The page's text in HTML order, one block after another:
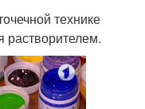
технике
растворителем.